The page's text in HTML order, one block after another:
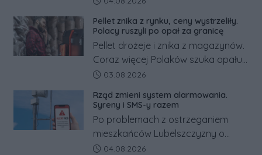
tym zmianom zyskają.
Pellet znika z rynku, ceny wystrzeliły.
Polacy ruszyli po opał za granicę
Pellet drożeje i znika z magazynów.
Coraz więcej Polaków szuka opału
za granicą, gdzie bywa nawet
Co się dzieje?
Data dodania artykułu:
03.08.2026
Rząd zmieni system alarmowania.
Syreny i SMS-y razem
Po problemach z ostrzeganiem
mieszkańców Lubelszczyzny o
rosyjskim zagrożeniu rząd
Data dodania artykułu:
04.08.2026